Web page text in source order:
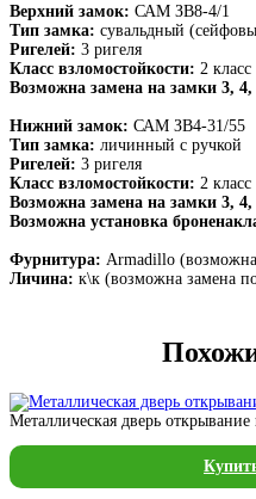
Верхний замок: САМ ЗВ8-4/1
Тип замка: сувальдный
Ригелей: 3 ригеля
Класс взломостойкости: 2 класс
Возможна замена на замки 3, 4,
Нижний замок: САМ ЗВ4-31/55
Тип замка: личинный с ручкой
Ригелей: 3 ригеля
Класс взломостойкости: 2 класс
Возможна замена на замки 3, 4,
Возможна установка
Фурнитура: Armadillo (возможна
Личина: к\к (возможна замена
Металлическая дверь